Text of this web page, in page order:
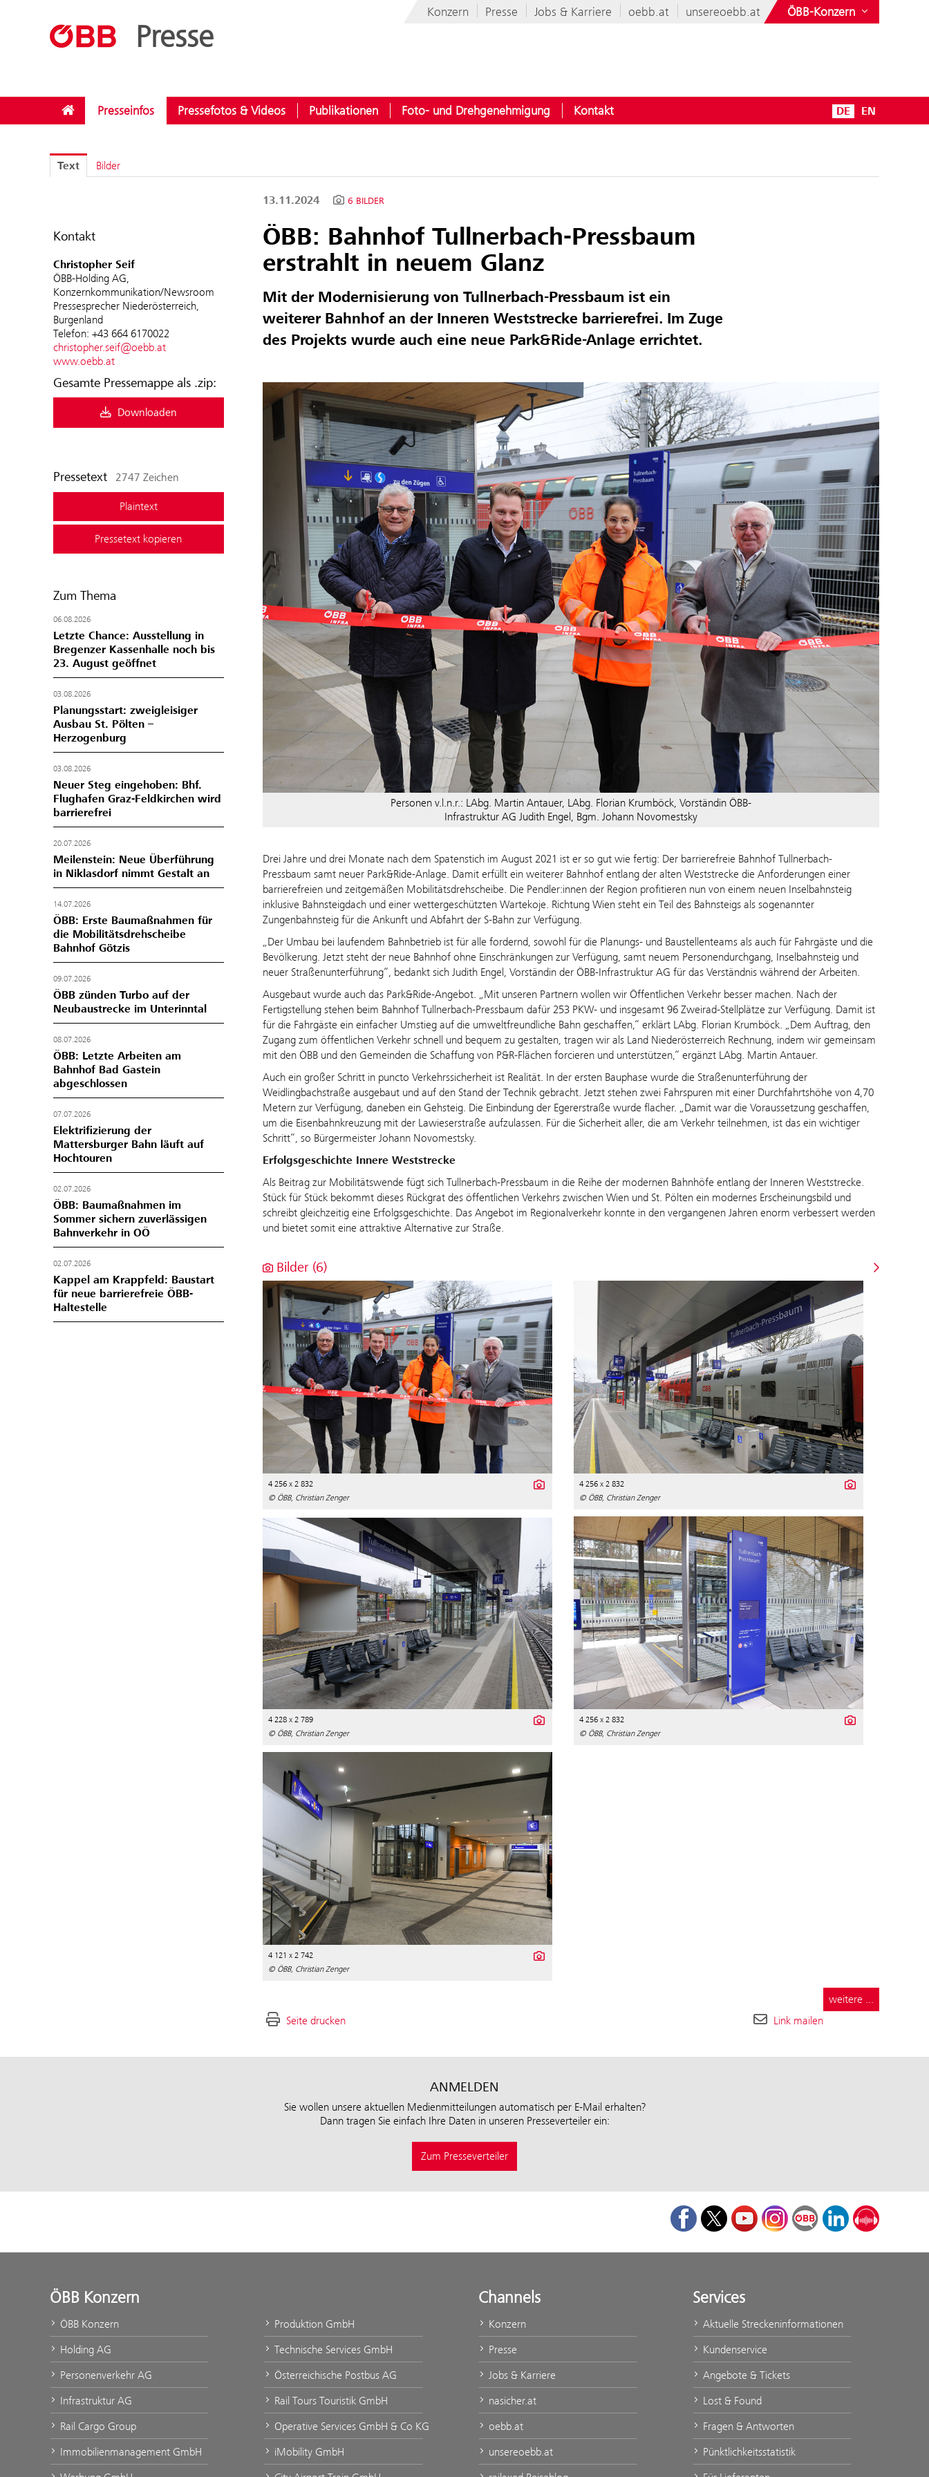
Presse
Konzern Presse Jobs & Karriere oebb.at unsereoebb.at ÖBB-Konzern
Presseinfos Pressefotos & Videos Publikationen Foto- und Drehgenehmigung Kontakt DE EN
Text Bilder
Kontakt
Christopher Seif
ÖBB-Holding AG,
Konzernkommunikation/Newsroom
Pressesprecher Niederösterreich,
Burgenland
Telefon: +43 664 6170022
christopher.seif@oebb.at
www.oebb.at
Gesamte Pressemappe als .zip:
Downloaden
Pressetext 2747 Zeichen
Plaintext
Pressetext kopieren
Zum Thema
06.08.2026
Letzte Chance: Ausstellung in
Bregenzer Kassenhalle noch bis
23. August geöffnet
03.08.2026
Planungsstart: zweigleisiger
Ausbau St. Pölten –
Herzogenburg
03.08.2026
Neuer Steg eingehoben: Bhf.
Flughafen Graz-Feldkirchen wird
barrierefrei
20.07.2026
Meilenstein: Neue Überführung
in Niklasdorf nimmt Gestalt an
14.07.2026
ÖBB: Erste Baumaßnahmen für
die Mobilitätsdrehscheibe
Bahnhof Götzis
09.07.2026
ÖBB zünden Turbo auf der
Neubaustrecke im Unterinntal
08.07.2026
ÖBB: Letzte Arbeiten am
Bahnhof Bad Gastein
abgeschlossen
07.07.2026
Elektrifizierung der
Mattersburger Bahn läuft auf
Hochtouren
02.07.2026
ÖBB: Baumaßnahmen im
Sommer sichern zuverlässigen
Bahnverkehr in OÖ
02.07.2026
Kappel am Krappfeld: Baustart
für neue barrierefreie ÖBB-
Haltestelle
13.11.2024 6 BILDER
ÖBB: Bahnhof Tullnerbach-Pressbaum
erstrahlt in neuem Glanz
Mit der Modernisierung von Tullnerbach-Pressbaum ist ein
weiterer Bahnhof an der Inneren Weststrecke barrierefrei. Im Zuge
des Projekts wurde auch eine neue Park&Ride-Anlage errichtet.
Personen v.l.n.r.: LAbg. Martin Antauer, LAbg. Florian Krumböck, Vorständin ÖBB-
Infrastruktur AG Judith Engel, Bgm. Johann Novomestsky
Drei Jahre und drei Monate nach dem Spatenstich im August 2021 ist er so gut wie fertig: Der barrierefreie Bahnhof Tullnerbach-
Pressbaum samt neuer Park&Ride-Anlage. Damit erfüllt ein weiterer Bahnhof entlang der alten Weststrecke die Anforderungen einer
barrierefreien und zeitgemäßen Mobilitätsdrehscheibe. Die Pendler:innen der Region profitieren nun von einem neuen Inselbahnsteig
inklusive Bahnsteigdach und einer wettergeschützten Wartekoje. Richtung Wien steht ein Teil des Bahnsteigs als sogenannter
Zungenbahnsteig für die Ankunft und Abfahrt der S-Bahn zur Verfügung.
„Der Umbau bei laufendem Bahnbetrieb ist für alle fordernd, sowohl für die Planungs- und Baustellenteams als auch für Fahrgäste und die
Bevölkerung. Jetzt steht der neue Bahnhof ohne Einschränkungen zur Verfügung, samt neuem Personendurchgang, Inselbahnsteig und
neuer Straßenunterführung“, bedankt sich Judith Engel, Vorständin der ÖBB-Infrastruktur AG für das Verständnis während der Arbeiten.
Ausgebaut wurde auch das Park&Ride-Angebot. „Mit unseren Partnern wollen wir Öffentlichen Verkehr besser machen. Nach der
Fertigstellung stehen beim Bahnhof Tullnerbach-Pressbaum dafür 253 PKW- und insgesamt 96 Zweirad-Stellplätze zur Verfügung. Damit ist
für die Fahrgäste ein einfacher Umstieg auf die umweltfreundliche Bahn geschaffen,“ erklärt LAbg. Florian Krumböck. „Dem Auftrag, den
Zugang zum öffentlichen Verkehr schnell und bequem zu gestalten, tragen wir als Land Niederösterreich Rechnung, indem wir gemeinsam
mit den ÖBB und den Gemeinden die Schaffung von P&R-Flächen forcieren und unterstützen,“ ergänzt LAbg. Martin Antauer.
Auch ein großer Schritt in puncto Verkehrssicherheit ist Realität. In der ersten Bauphase wurde die Straßenunterführung der
Weidlingbachstraße ausgebaut und auf den Stand der Technik gebracht. Jetzt stehen zwei Fahrspuren mit einer Durchfahrtshöhe von 4,70
Metern zur Verfügung, daneben ein Gehsteig. Die Einbindung der Egererstraße wurde flacher. „Damit war die Voraussetzung geschaffen,
um die Eisenbahnkreuzung mit der Lawieserstraße aufzulassen. Für die Sicherheit aller, die am Verkehr teilnehmen, ist das ein wichtiger
Schritt“, so Bürgermeister Johann Novomestsky.
Erfolgsgeschichte Innere Weststrecke
Als Beitrag zur Mobilitätswende fügt sich Tullnerbach-Pressbaum in die Reihe der modernen Bahnhöfe entlang der Inneren Weststrecke.
Stück für Stück bekommt dieses Rückgrat des öffentlichen Verkehrs zwischen Wien und St. Pölten ein modernes Erscheinungsbild und
schreibt gleichzeitig eine Erfolgsgeschichte. Das Angebot im Regionalverkehr konnte in den vergangenen Jahren enorm verbessert werden
und bietet somit eine attraktive Alternative zur Straße.
Bilder (6)
4 256 x 2 832
© ÖBB, Christian Zenger
4 256 x 2 832
© ÖBB, Christian Zenger
4 228 x 2 789
© ÖBB, Christian Zenger
4 256 x 2 832
© ÖBB, Christian Zenger
4 121 x 2 742
© ÖBB, Christian Zenger
weitere ...
Seite drucken
Link mailen
ANMELDEN
Sie wollen unsere aktuellen Medienmitteilungen automatisch per E-Mail erhalten?
Dann tragen Sie einfach Ihre Daten in unseren Presseverteiler ein:
Zum Presseverteiler
FacebookTwitter YoutubeInstagramÖBB Corporate Blog
LinkedIn
ÖBB Konzern
ÖBB Konzern
Holding AG
Personenverkehr AG
Infrastruktur AG
Rail Cargo Group
Immobilienmanagement GmbH
Produktion GmbH
Technische Services GmbH
Österreichische Postbus AG
Rail Tours Touristik GmbH
Operative Services GmbH & Co KG
iMobility GmbH
Channels
Konzern
Presse
Jobs & Karriere
nasicher.at
oebb.at
unsereoebb.at
Services
Aktuelle Streckeninformationen
Kundenservice
Angebote & Tickets
Lost & Found
Fragen & Antworten
Pünktlichkeitsstatistik